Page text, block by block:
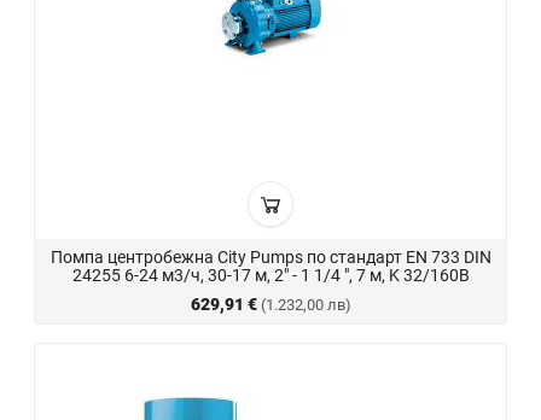
Помпа центробежна City Pumps по стандарт EN 733 DIN
24255 6-24 м3/ч, 30-17 м, 2" - 1 1/4 ", 7 м, K 32/160B
629,91 € (1.232,00 лв)